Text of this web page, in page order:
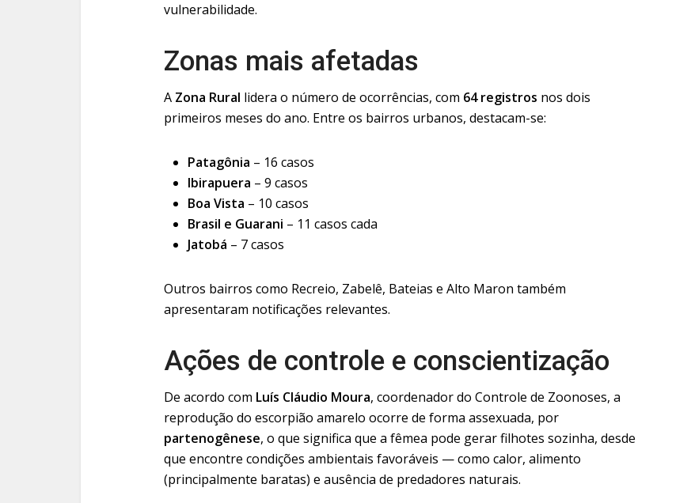
vulnerabilidade.
Zonas mais afetadas
A Zona Rural lidera o número de ocorrências, com 64 registros nos dois
primeiros meses do ano. Entre os bairros urbanos, destacam-se:
Patagônia – 16 casos
Ibirapuera – 9 casos
Boa Vista – 10 casos
Brasil e Guarani – 11 casos cada
Jatobá – 7 casos
Outros bairros como Recreio, Zabelê, Bateias e Alto Maron também
apresentaram notificações relevantes.
Ações de controle e conscientização
De acordo com Luís Cláudio Moura, coordenador do Controle de Zoonoses, a
reprodução do escorpião amarelo ocorre de forma assexuada, por
partenogênese, o que significa que a fêmea pode gerar filhotes sozinha, desde
que encontre condições ambientais favoráveis — como calor, alimento
(principalmente baratas) e ausência de predadores naturais.